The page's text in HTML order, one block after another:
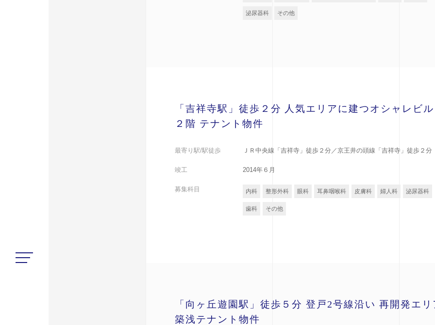
泌尿器科 その他
「吉祥寺駅」徒歩２分 人気エリアに建つオシャレビル
２階 テナント物件
最寄り駅/駅徒歩 ＪＲ中央線「吉祥寺」徒歩２分／京王井の頭線「吉祥寺」徒歩２分
竣工 2014年６月
募集科目 内科 整形外科 眼科 耳鼻咽喉科 皮膚科 婦人科 泌尿器科
歯科 その他
「向ヶ丘遊園駅」徒歩５分 登戸2号線沿い 再開発エリ
築浅テナント物件